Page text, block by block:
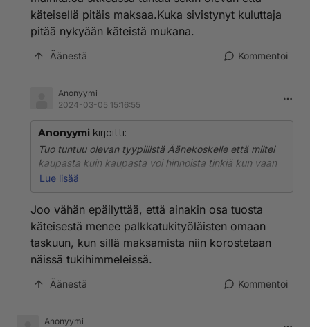
käteisellä pitäis maksaa.Kuka sivistynyt kuluttaja
pitää nykyään käteistä mukana.
Äänestä Kommentoi
Anonyymi
2024-03-05 15:16:55
Anonyymi kirjoitti:
Tuo tuntuu olevan tyypillistä Äänekoskelle että miltei
kaupasta kuin kaupasta voi hinnoista tinkiä kun vaan
oivaltaa.Ja kyllä se pitäisi olla perusedellytys että
helvetin tuotteesta tarvitse mainita.Ja sitkeässä tuntuu
sekin olevan että käteisellä pitäis maksaa.Kuka
sivistynyt kuluttaja pitää nykyään käteistä mukana.
Lue lisää
Joo vähän epäilyttää, että ainakin osa tuosta
käteisestä menee palkkatukityöläisten omaan
taskuun, kun sillä maksamista niin korostetaan
näissä tukihimmeleissä.
Äänestä Kommentoi
Anonyymi